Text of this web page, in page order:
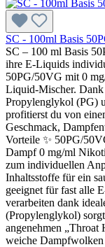
SC - 100ml Basis
SC – 100 ml Basis
ihre E-Liquids
50PG/50VG mit 0
Liquid-Mischer. Dank
Propylenglykol (PG)
profitierst du von
Geschmack,
Vorteile ✨ 50PG/
Dampf 0 mg/ml
zum individuellen
Inhaltsstoffe für ein
geeignet für fast alle
verarbeiten dank
(Propylenglykol)
angenehmen
weiche